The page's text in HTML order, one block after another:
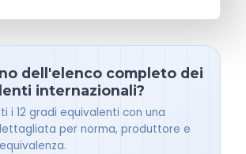
dell'elenco completo dei
internazionali?
i 12 gradi equivalenti con una
per norma, produttore e